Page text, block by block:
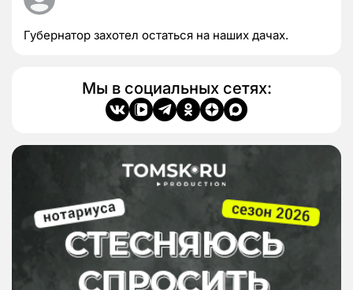
Губернатор захотел остаться на наших дачах.
Мы в социальных сетях: